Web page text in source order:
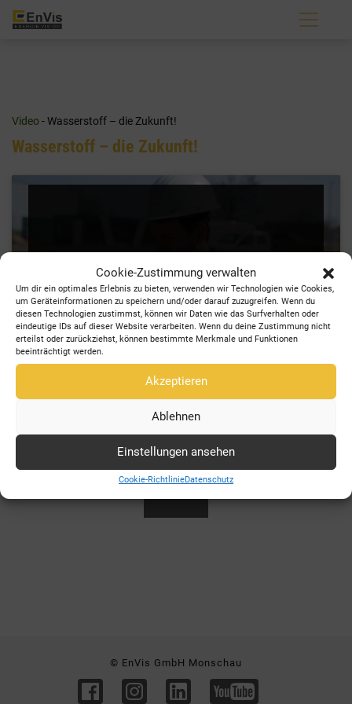
Cookie-Zustimmung verwalten
Um dir ein optimales Erlebnis zu bieten, verwenden wir Technologien wie Cookies,
um Geräteinformationen zu speichern und/oder darauf zuzugreifen. Wenn du
diesen Technologien zustimmst, können wir Daten wie das Surfverhalten oder
eindeutige IDs auf dieser Website verarbeiten. Wenn du deine Zustimmung nicht
erteilst oder zurückziehst, können bestimmte Merkmale und Funktionen
beeinträchtigt werden.
Akzeptieren
Ablehnen
Einstellungen ansehen
Cookie-RichtlinieDatenschutz
Video - Wasserstoff – die Zukunft!
Wasserstoff – die Zukunft!
und diesen Inhalt zu aktivieren
© EnVis GmbH Monschau